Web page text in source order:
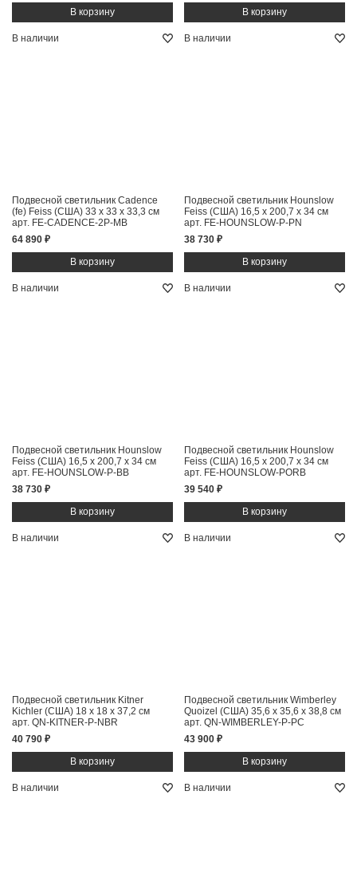
В наличии
Подвесной светильник Cadence
(fe) Feiss (США) 33 x 33 x 33,3 см
арт. FE-CADENCE-2P-MB
64 890 ₽
В наличии
Подвесной светильник Hounslow
Feiss (США) 16,5 x 200,7 x 34 см
арт. FE-HOUNSLOW-P-PN
38 730 ₽
В наличии
Подвесной светильник Hounslow
Feiss (США) 16,5 x 200,7 x 34 см
арт. FE-HOUNSLOW-P-BB
38 730 ₽
В наличии
Подвесной светильник Hounslow
Feiss (США) 16,5 x 200,7 x 34 см
арт. FE-HOUNSLOW-PORB
39 540 ₽
В наличии
Подвесной светильник Kitner
Kichler (США) 18 x 18 x 37,2 см
арт. QN-KITNER-P-NBR
40 790 ₽
В наличии
Подвесной светильник Wimberley
Quoizel (США) 35,6 x 35,6 x 38,8 см
арт. QN-WIMBERLEY-P-PC
43 900 ₽
В наличии В наличии